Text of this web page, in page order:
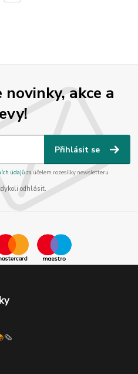
akce a
Přihlásit se
údajůza účelem rozesílky newsletteru.
odhlásit.
🗞️